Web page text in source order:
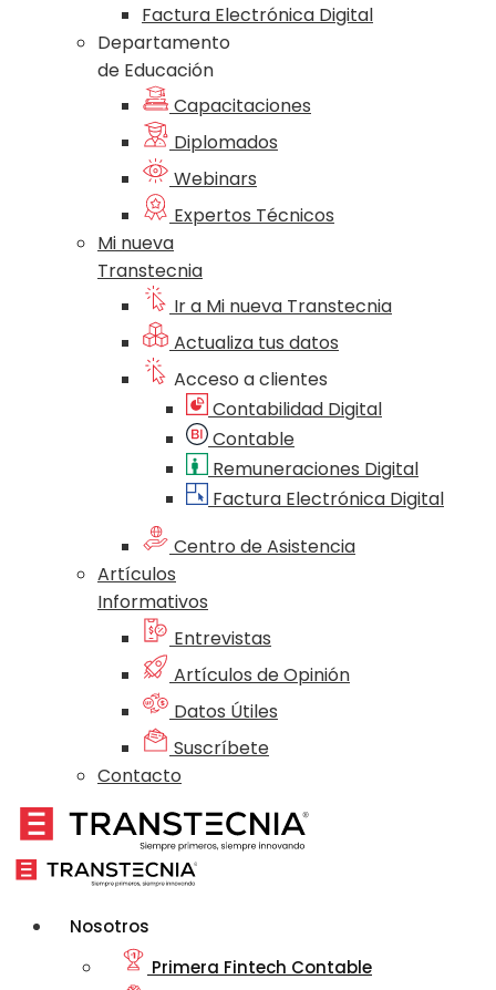
Factura Electrónica Digital
Departamento
de Educación
Capacitaciones
Diplomados
Webinars
Expertos Técnicos
Mi nueva
Transtecnia
Ir a Mi nueva Transtecnia
Actualiza tus datos
Acceso a clientes
Contabilidad Digital
Contable
Remuneraciones Digital
Factura Electrónica Digital
Centro de Asistencia
Artículos
Informativos
Entrevistas
Artículos de Opinión
Datos Útiles
Suscríbete
Contacto
Nosotros
Primera Fintech Contable